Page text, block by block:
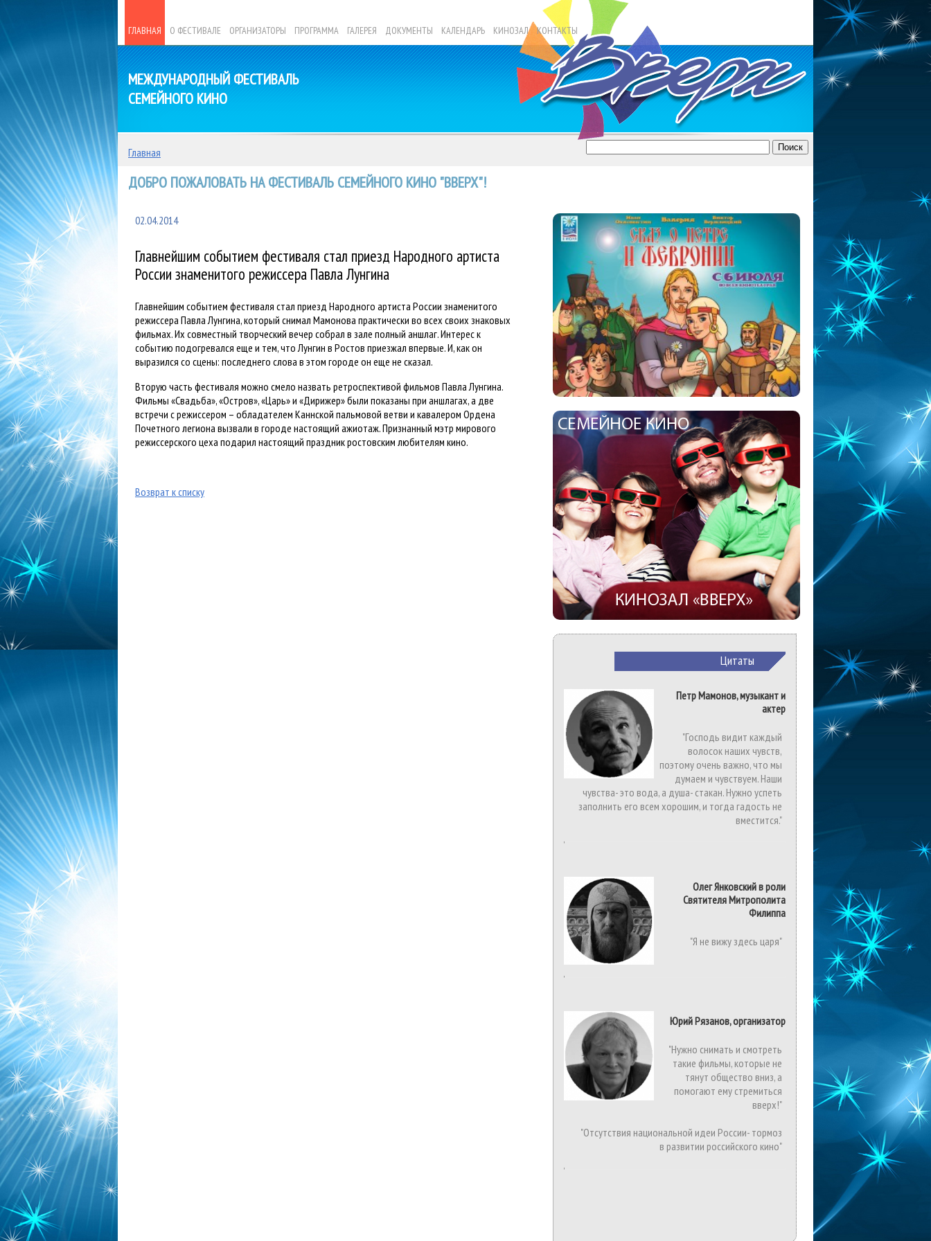
ГЛАВНАЯ О ФЕСТИВАЛЕ ОРГАНИЗАТОРЫ ПРОГРАММА ГАЛЕРЕЯ ДОКУМЕНТЫ КАЛЕНДАРЬ КИНОЗАЛ КОНТАКТЫ
МЕЖДУНАРОДНЫЙ ФЕСТИВАЛЬ
СЕМЕЙНОГО КИНО
Главная
ДОБРО ПОЖАЛОВАТЬ НА ФЕСТИВАЛЬ СЕМЕЙНОГО КИНО "ВВЕРХ"!
02.04.2014
Главнейшим событием фестиваля стал приезд Народного артиста
России знаменитого режиссера Павла Лунгина
Главнейшим событием фестиваля стал приезд Народного артиста России знаменитого
режиссера Павла Лунгина, который снимал Мамонова практически во всех своих знаковых
фильмах. Их совместный творческий вечер собрал в зале полный аншлаг. Интерес к
событию подогревался еще и тем, что Лунгин в Ростов приезжал впервые. И, как он
выразился со сцены: последнего слова в этом городе он еще не сказал.
Вторую часть фестиваля можно смело назвать ретроспективой фильмов Павла Лунгина.
Фильмы «Свадьба», «Остров», «Царь» и «Дирижер» были показаны при аншлагах, а две
встречи с режиссером – обладателем Каннской пальмовой ветви и кавалером Ордена
Почетного легиона вызвали в городе настоящий ажиотаж. Признанный мэтр мирового
режиссерского цеха подарил настоящий праздник ростовским любителям кино.
Возврат к списку
Цитаты
Петр Мамонов, музыкант и
актер
"Господь видит каждый
волосок наших чувств,
поэтому очень важно, что мы
думаем и чувствуем. Наши
чувства- это вода, а душа- стакан. Нужно успеть
заполнить его всем хорошим, и тогда гадость не
вместится."
Олег Янковский в роли
Святителя Митрополита
Филиппа
"Я не вижу здесь царя"
Юрий Рязанов, организатор
"Нужно снимать и смотреть
такие фильмы, которые не
тянут общество вниз, а
помогают ему стремиться
вверх!"
"Отсутствия национальной идеи России- тормоз
в развитии российского кино"